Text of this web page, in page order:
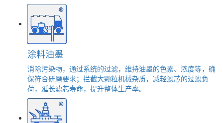
涂料油墨
消除污染物，通过系统的过滤，维持油墨的色素、浓度等，确
保符合研磨要求；拦截大颗粒机械杂质，减轻滤芯的过滤负
荷，延长滤芯寿命，提升整体生产率。